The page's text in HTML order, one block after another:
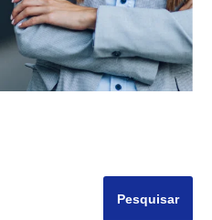
Pesquisar